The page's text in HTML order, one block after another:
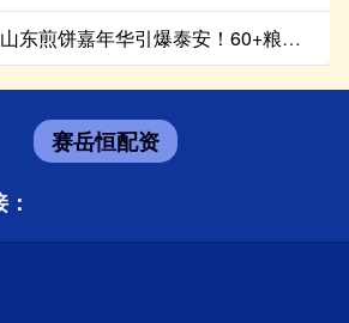
美港通 山东煎饼嘉年华引爆泰安！60+粮油品牌带你吃出新花样
赛岳恒配资